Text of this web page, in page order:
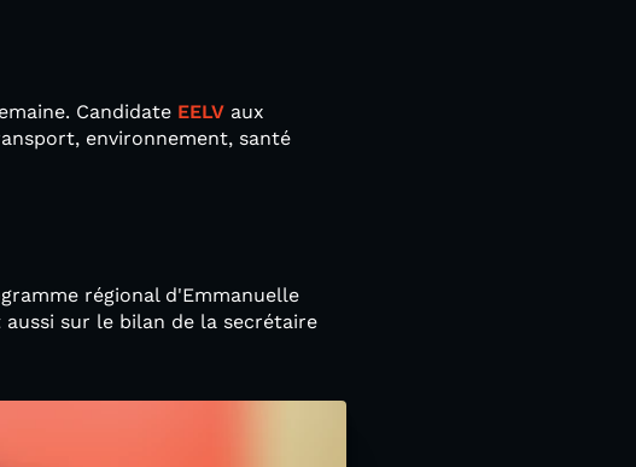
Candidate EELV aux
environnement, santé
régional d'Emmanuelle
sur le bilan de la secrétaire